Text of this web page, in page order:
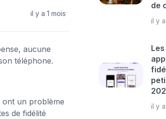
il y a 1 mois
aucune
téléphone.
ont un problème
de fidélité
de
il y
il y